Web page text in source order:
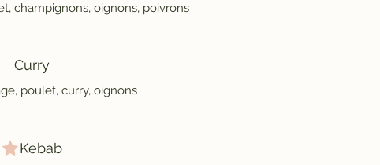
champignons, oignons, poivrons
Curry
poulet, curry, oignons
Kebab